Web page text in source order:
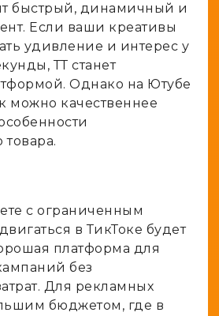
быстрый, динамичный и
Если ваши креативы
удивление и интерес у
ТТ станет
Однако на Ютубе
можно качественнее
с ограниченным
в ТикТоке будет
платформа для
без
Для рекламных
бюджетом, где в